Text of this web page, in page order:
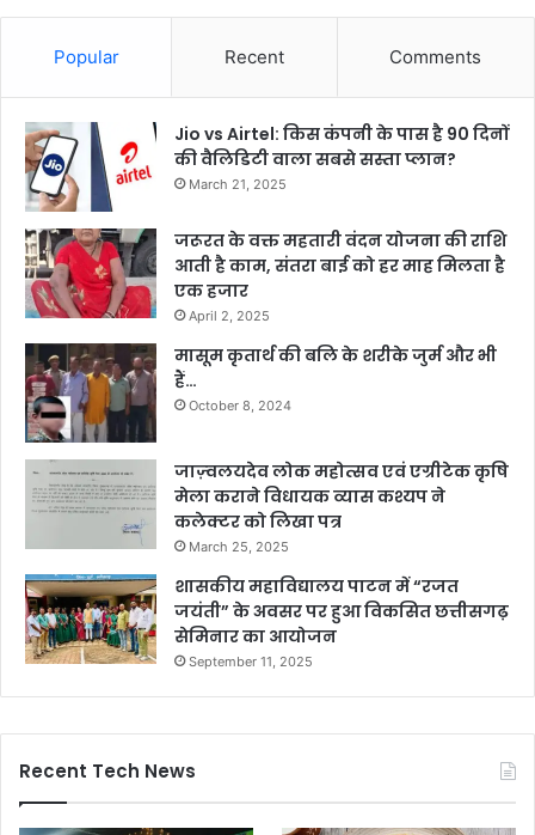
Popular Recent Comments
Jio vs Airtel: किस कंपनी के पास है 90 दिनों
की वैलिडिटी वाला सबसे सस्ता प्लान?
March 21, 2025
जरूरत के वक्त महतारी वंदन योजना की राशि
आती है काम, संतरा बाई को हर माह मिलता है
एक हजार
April 2, 2025
मासूम कृतार्थ की बलि के शरीके जुर्म और भी
हैं…
October 8, 2024
जाज़्वलयदेव लोक महोत्सव एवं एग्रीटेक कृषि
मेला कराने विधायक व्यास कश्यप ने
कलेक्टर को लिखा पत्र
March 25, 2025
शासकीय महाविद्यालय पाटन में “रजत
जयंती” के अवसर पर हुआ विकसित छत्तीसगढ़
सेमिनार का आयोजन
September 11, 2025
Recent Tech News